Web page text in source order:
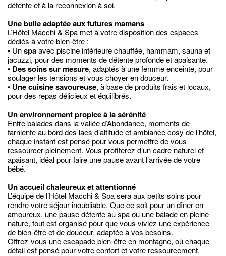
détente et à la reconnexion à soi.
Une bulle adaptée aux futures mamans
L’Hôtel Macchi & Spa met à votre disposition des espaces
dédiés à votre bien-être :
• Unspaavec piscine intérieure chauffée, hammam, sauna et
jacuzzi, pour des moments de détente profonde et apaisante.
• Des soins sur mesure, adaptés à une femme enceinte, pour
soulager les tensions et vous choyer en douceur.
• Une cuisine savoureuse, à base de produits frais et locaux,
pour des repas délicieux et équilibrés.
Un environnement propice à la sérénité
Entre balades dans la vallée d’Abondance, moments de
farniente au bord des lacs d’altitude et ambiance cosy de l’hôtel,
chaque instant est pensé pour vous permettre de vous
ressourcer pleinement. Vous profiterez d’un cadre naturel et
apaisant, idéal pour faire une pause avant l’arrivée de votre
bébé.
Un accueil chaleureux et attentionné
L’équipe de l’Hôtel Macchi & Spa sera aux petits soins pour
rendre votre séjour inoubliable. Que ce soit pour un dîner en
amoureux, une pause détente au spa ou une balade en pleine
nature, tout est organisé pour que vous viviez une expérience
de bien-être et de douceur, adaptée à vos besoins.
Offrez-vous une escapade bien-être en montagne, où chaque
détail est pensé pour votre confort et votre ressourcement.